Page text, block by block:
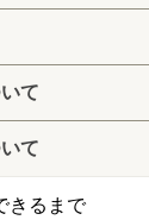
て
て
きるまで